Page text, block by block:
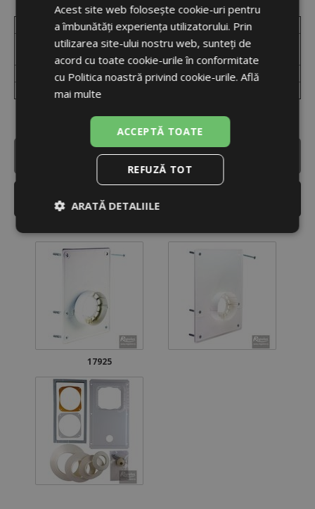
Produs
Disponibilitate
Ușă pentru coș, pentru diam. 60, 80,
100, 125 mm
în stoc
Placa racordare pt. diam. 60/100
indisponibil
Placa racordare pt. diam. 80/125
ACCESAȚI VERSIUNEA COMPLETĂ
17925
ENGLISH
Acest site web folosește cookie-uri pentru
a îmbunătăți experiența utilizatorului. Prin
utilizarea site-ului nostru web, sunteți de
acord cu toate cookie-urile în conformitate
cu Politica noastră privind cookie-urile. Află
mai multe
ACCEPTĂ TOATE
REFUZĂ TOT
ARATĂ DETALIILE
Strict
necesare
De
performanță
De
targetare
De
funcţionalitate
Neclasificate
Strict necesare
Cookie-urile strict necesare permit
funcționalitatea principală a site-ului web, cum ar